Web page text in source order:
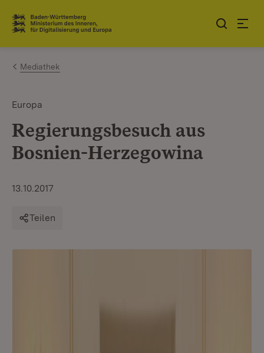
Zum Inhalt springen
Link zur Startseite
Mediathek
Europa
Regierungsbesuch aus
Bosnien-Herzegowina
13.10.2017
Teilen